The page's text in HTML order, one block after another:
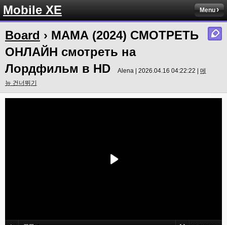
Mobile XE Menu
Board › МАМА (2024) СМОТРЕТЬ
ОНЛАЙН смотреть на
Лордфильм в HD
Alena | 2026.04.16 04:22:22 | 메
뉴 건너뛰기